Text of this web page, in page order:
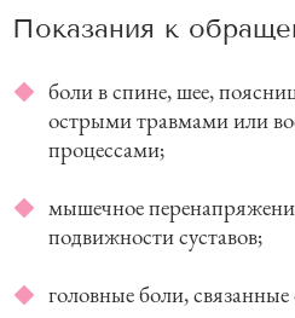
Показания к
боли в спине, шее,
острыми травмами или
процессами;
мышечное
подвижности суставов;
головные боли,